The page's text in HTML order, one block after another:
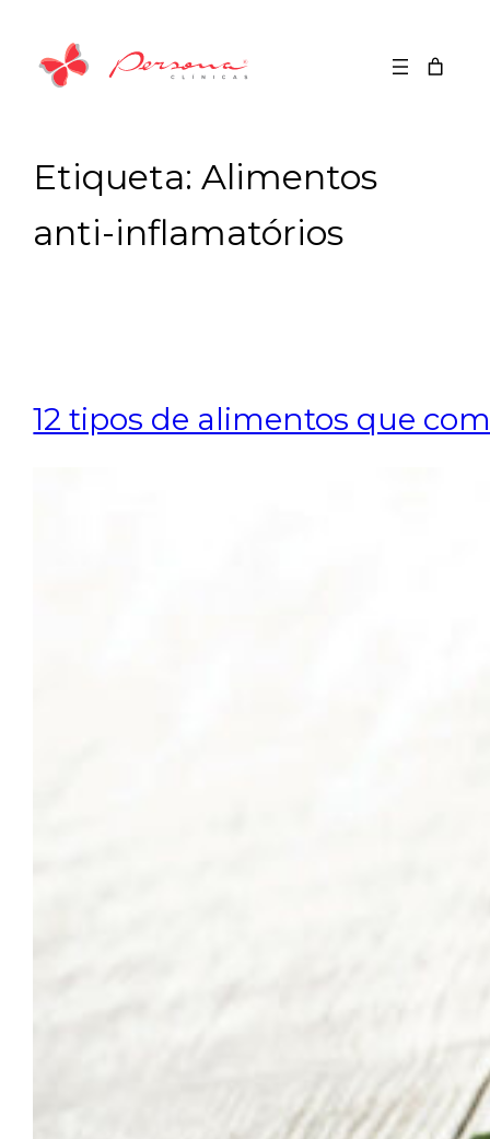
Etiqueta:Alimentos
anti-inflamatórios
12 tipos de alimentos que